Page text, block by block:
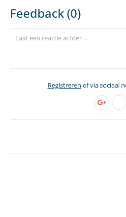
Feedback (0)
Registreren of via sociaal